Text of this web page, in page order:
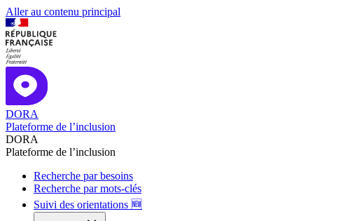
Aller au contenu principal
DORA
Plateforme de l’inclusion
DORA
Plateforme de l’inclusion
Recherche par besoins
Recherche par mots-clés
Suivi des orientations 🆕